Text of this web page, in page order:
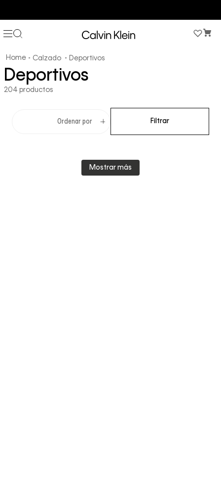
Calzado Deportivos
Deportivos
204 productos
Ordenar por Filtrar
Mostrar más